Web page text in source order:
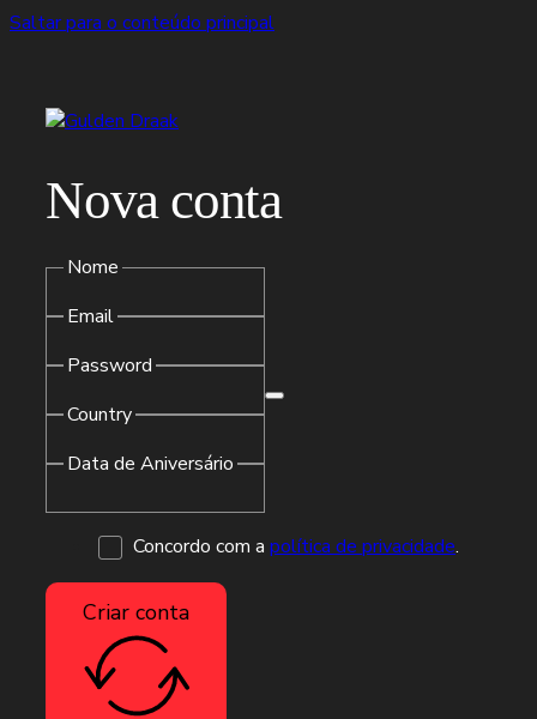
Saltar para o conteúdo principal
Nova conta
Nome
Email
Password
Country
Data de Aniversário
Concordo com a política de privacidade.
Criar conta